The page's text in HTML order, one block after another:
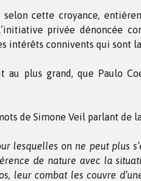
selon cette croyance,
privée dénoncée
intérêts connivents qui sont
au plus grand, que Paulo
de Simone Veil parlant de la
lesquelles on ne peut plus
de nature avec la
leur combat les couvre